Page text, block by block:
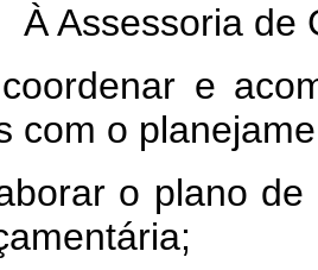
de
e
com o
o plano de